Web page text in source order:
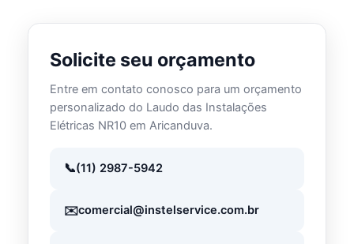
Solicite seu orçamento
Entre em contato conosco para um orçamento
personalizado do Laudo das Instalações
Elétricas NR10 em Aricanduva.
(11) 2987-5942
comercial@instelservice.com.br